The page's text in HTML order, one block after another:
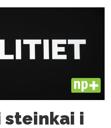
PLUS
steinkai i